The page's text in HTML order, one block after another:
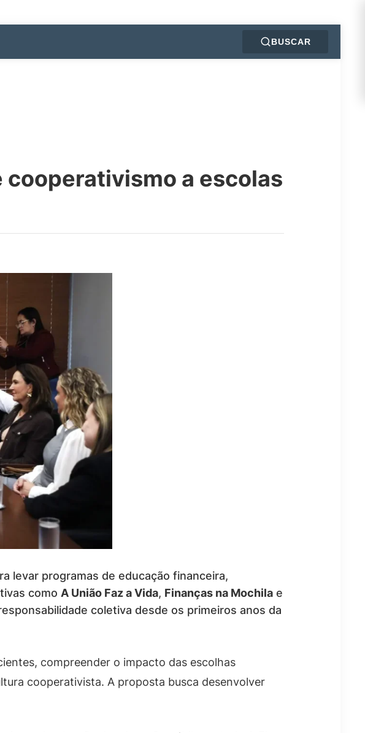
BUSCAR
cooperativismo a escolas
levar programas de educação financeira,
como A União Faz a Vida, Finanças na Mochila e
coletiva desde os primeiros anos da
compreender o impacto das escolhas
cooperativista. A proposta busca desenvolver